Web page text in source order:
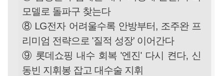
모델로 돌파구 찾는다
⑧ LG전자 어려울수록 안방부터, 조주완 프
리미엄 전략으로 '질적 성장' 이어간다
⑨ 롯데쇼핑 내수 회복 '엔진' 다시 켠다, 신
동빈 지휘봉 잡고 대수술 지휘